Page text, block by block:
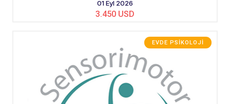
01 Eyl 2026
3.450 USD
EVDE PSIKOLOJI